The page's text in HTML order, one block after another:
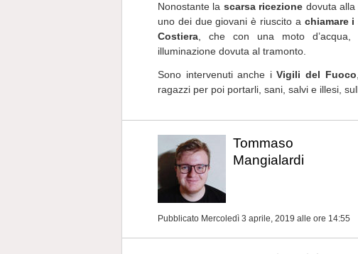
Nonostante la scarsa ricezione dovuta alla
uno dei due giovani è riuscito a chiamare
Costiera , che con una moto
illuminazione dovuta al tramonto.
Sono intervenuti anche iVigili del Fuoco
ragazzi per poi portarli, sani, salvi e illesi,
Tommaso
Mangialardi
Pubblicato Mercoledì 3 aprile, 2019 alle ore 14:55